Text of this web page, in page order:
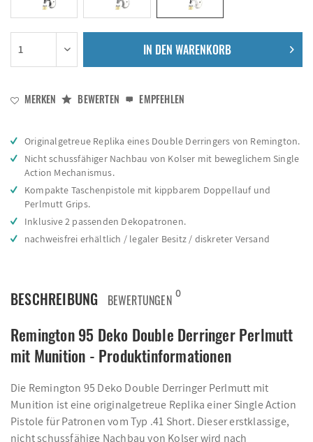
IN DEN WARENKORB
MERKEN BEWERTEN EMPFEHLEN
Originalgetreue Replika eines Double Derringers von Remington.
Nicht schussfähiger Nachbau von Kolser mit beweglichem Single
Action Mechanismus.
Kompakte Taschenpistole mit kippbarem Doppellauf und
Perlmutt Grips.
Inklusive 2 passenden Dekopatronen.
nachweisfrei erhältlich / legaler Besitz / diskreter Versand
BESCHREIBUNG BEWERTUNGEN 0
Remington 95 Deko Double Derringer Perlmutt
mit Munition - Produktinformationen
Die Remington 95 Deko Double Derringer Perlmutt mit
Munition ist eine originalgetreue Replika einer Single Action
Pistole für Patronen vom Typ .41 Short. Dieser erstklassige,
nicht schussfähige Nachbau von Kolser wird nach